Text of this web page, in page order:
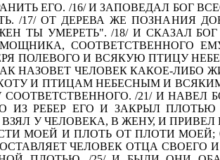
ЕГО. /16/ И ЗАПО­ВЕДАЛ БОГ
/17/ ОТ ДЕРЕВА ЖЕ ПОЗНАНИЯ
ТЫ УМЕРЕТЬ". /18/ И СКАЗАЛ
СООТ­ВЕТСТВЕННОГО
ПОЛЕВОГО И ВСЯ­КУЮ ПТИЦУ
НАЗОВЕТ ЧЕЛО­ВЕК КАКОЕ-ЛИБО
И ПТИЦАМ НЕБЕСНЫМ И
/21/ И НАВЕЛ
ИЗ РЕБЕР ЕГО И ЗАКРЫЛ ПЛОТЬЮ
У ЧЕЛОВЕ­КА, В ЖЕНУ, И ПРИВЕЛ
МОЕЙ И ПЛОТЬ ОТ ПЛОТИ
ЧЕЛОВЕК ОТЦА СВОЕГО